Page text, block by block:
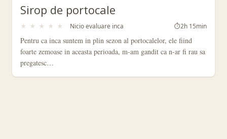
Sirop de portocale
★ ★ ★ ★ ★ Nicio evaluare inca ⏱2h 15min
Pentru ca inca suntem in plin sezon al portocalelor, ele fiind
foarte zemoase in aceasta perioada, m-am gandit ca n-ar fi rau sa
pregatesc…